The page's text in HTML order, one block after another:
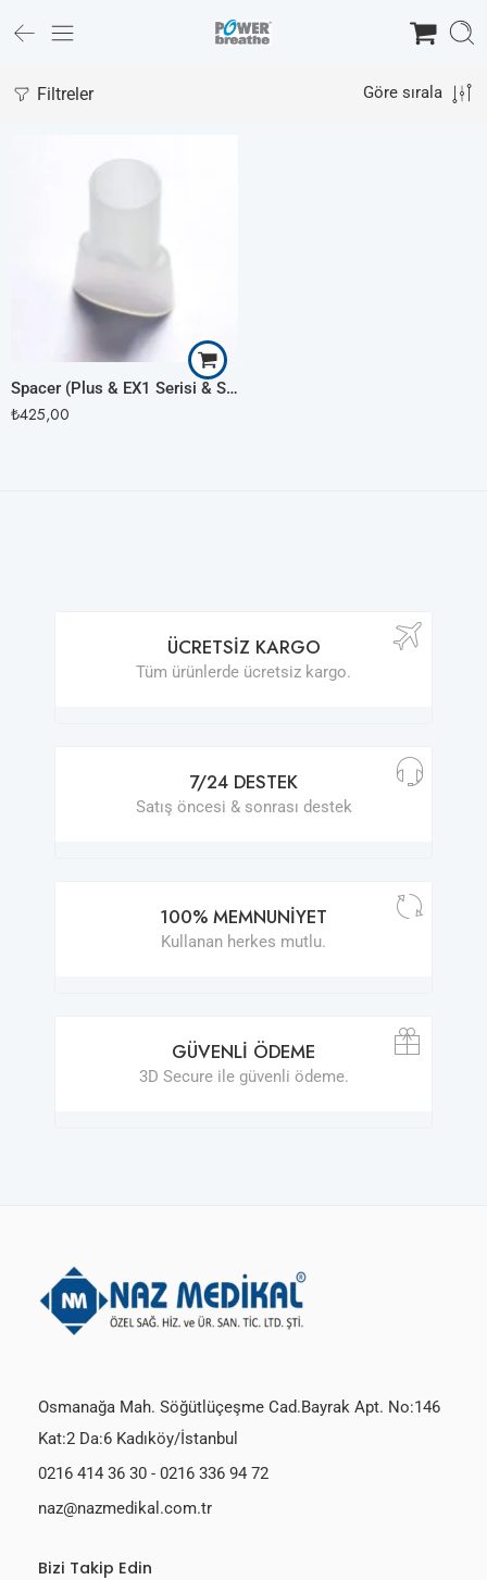
Filtreler Göre sırala
Spacer (Plus & EX1 Serisi & Smart Adaptör)
₺425,00
ÜCRETSIZ KARGO
Tüm ürünlerde ücretsiz kargo.
7/24 DESTEK
Satış öncesi & sonrası destek
100% MEMNUNIYET
Kullanan herkes mutlu.
GÜVENLI ÖDEME
3D Secure ile güvenli ödeme.
Osmanağa Mah. Söğütlüçeşme Cad.Bayrak Apt. No:146
Kat:2 Da:6 Kadıköy/İstanbul
0216 414 36 30 - 0216 336 94 72
naz@nazmedikal.com.tr
Bizi Takip Edin